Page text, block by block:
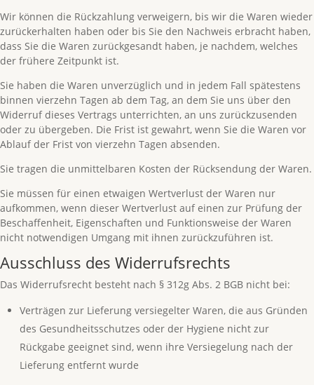
Wir können die Rückzahlung verweigern, bis wir die Waren wieder
zurückerhalten haben oder bis Sie den Nachweis erbracht haben,
dass Sie die Waren zurückgesandt haben, je nachdem, welches
der frühere Zeitpunkt ist.
Sie haben die Waren unverzüglich und in jedem Fall spätestens
binnen vierzehn Tagen ab dem Tag, an dem Sie uns über den
Widerruf dieses Vertrags unterrichten, an uns zurückzusenden
oder zu übergeben. Die Frist ist gewahrt, wenn Sie die Waren vor
Ablauf der Frist von vierzehn Tagen absenden.
Sie tragen die unmittelbaren Kosten der Rücksendung der Waren.
Sie müssen für einen etwaigen Wertverlust der Waren nur
aufkommen, wenn dieser Wertverlust auf einen zur Prüfung der
Beschaffenheit, Eigenschaften und Funktionsweise der Waren
nicht notwendigen Umgang mit ihnen zurückzuführen ist.
Ausschluss des Widerrufsrechts
Das Widerrufsrecht besteht nach § 312g Abs. 2 BGB nicht bei:
Verträgen zur Lieferung versiegelter Waren, die aus Gründen
des Gesundheitsschutzes oder der Hygiene nicht zur
Rückgabe geeignet sind, wenn ihre Versiegelung nach der
Lieferung entfernt wurde